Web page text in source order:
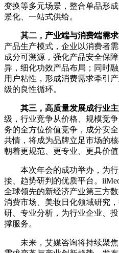
变换等多元场景，整合单品形
景化、一站式供给。
其二，产业端与消费端需求
产品生产模式，企业以消费者
成分可溯源，强化产品安全保
异，细化功效产品布局；同时
用户粘性，形成消费需求牵引
级的良性循环。
其三，高质量发展成行业主
级，行业竞争从价格、规模竞
务的全方位价值竞争，成分安
共情，将成为品牌立足市场的
朝着更规范、更专业、更具价值
本次年会的成功举办，为行
接、趋势研判的优质平台。
全球领先的新经济产业第三方
消费市场、美妆日化领域研究
研、专业分析，为行业企业、
撑服务。
未来，艾媒咨询将持续聚焦